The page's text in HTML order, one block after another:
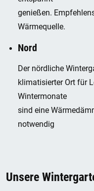
genießen.
Wärmequelle.
Nord
Der nördliche
klimatisierter Ort für
Wintermonate
sind eine
notwendig
Unsere